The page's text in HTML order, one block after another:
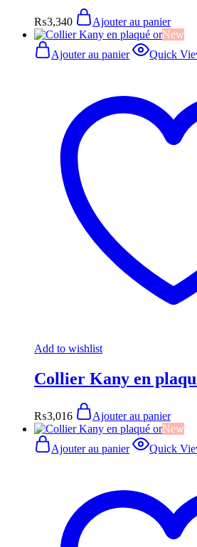
₨3,340
Ajouter au panier
New
Ajouter au panier
Quick
Add to wishlist
Collier Kany en
₨3,016
Ajouter au panier
New
Ajouter au panier
Quick